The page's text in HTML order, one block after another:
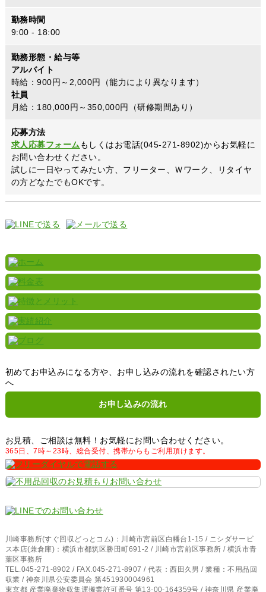
勤務時間
9:00 - 18:00
勤務形態・給与等
アルバイト
時給：900円～2,000円（能力により異なります）
社員
月給：180,000円～350,000円（研修期間あり）
応募方法
求人応募フォーム もしくはお電話(045-271-8902)からお気軽に
お問い合わせください。
試しに一日やってみたい方、フリーター、Ｗワーク、リタイヤ
の方どなたでもOKです。
初めてお申込みになる方や、お申し込みの流れを確認されたい方
へ
お申し込みの流れ
お見積、ご相談は無料！お気軽にお問い合わせください。
365日、7時～23時、総合受付、携帯からもご利用頂けます。
川崎事務所(すぐ回収どっとコム)：川崎市宮前区白幡台1-15 / ニシダサービ
ス本店(兼倉庫)：横浜市都筑区勝田町691-2 / 川崎市宮前区事務所 / 横浜市青
葉区事務所
TEL.045-271-8902 / FAX.045-271-8907 / 代表：西田久男 / 業種：不用品回
収業 / 神奈川県公安委員会 第451930004961
東京都 産業廃棄物収集運搬業許可番号 第13-00-164359号 / 神奈川県 産業廃